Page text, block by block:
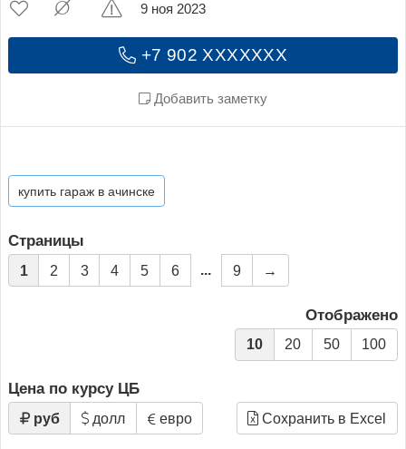
+7 902 XXXXXXX
Добавить заметку
9 ноя 2023
купить гараж в ачинске
Страницы
1 2 3 4 5 6 ... 9 →
Отображено
10 20 50 100
Цена по курсу ЦБ
руб долл евро Сохранить в Excel